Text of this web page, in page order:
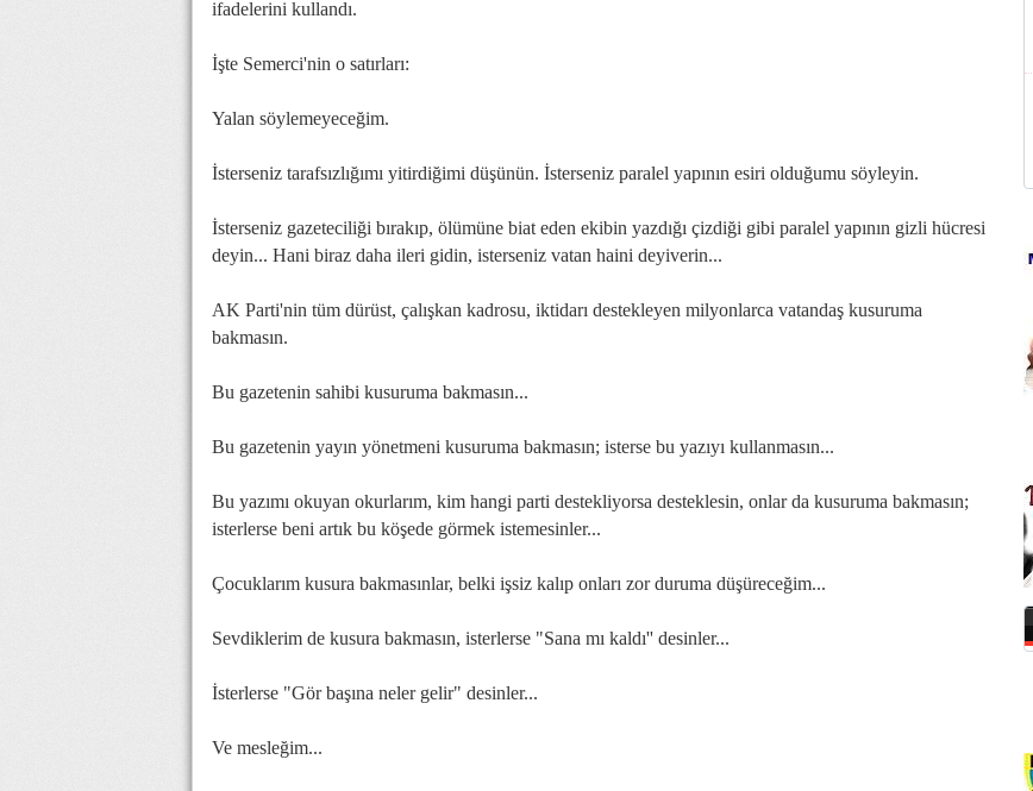
ifadelerini kullandı.
İşte Semerci'nin o satırları:
Yalan söylemeyeceğim.
İsterseniz tarafsızlığımı yitirdiğimi düşünün. İsterseniz paralel yapının esiri olduğumu söyleyin.
İsterseniz gazeteciliği bırakıp, ölümüne biat eden ekibin yazdığı çizdiği gibi paralel yapının gizli hücresi
deyin... Hani biraz daha ileri gidin, isterseniz vatan haini deyiverin...
AK Parti'nin tüm dürüst, çalışkan kadrosu, iktidarı destekleyen milyonlarca vatandaş kusuruma
bakmasın.
Bu gazetenin sahibi kusuruma bakmasın...
Bu gazetenin yayın yönetmeni kusuruma bakmasın; isterse bu yazıyı kullanmasın...
Bu yazımı okuyan okurlarım, kim hangi parti destekliyorsa desteklesin, onlar da kusuruma bakmasın;
isterlerse beni artık bu köşede görmek istemesinler...
Çocuklarım kusura bakmasınlar, belki işsiz kalıp onları zor duruma düşüreceğim...
Sevdiklerim de kusura bakmasın, isterlerse "Sana mı kaldı'' desinler...
İsterlerse "Gör başına neler gelir" desinler...
Ve mesleğim...